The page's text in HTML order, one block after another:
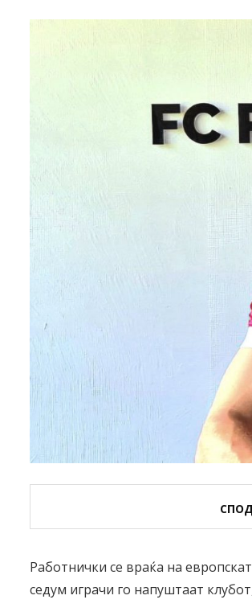
Работнички се враќа на
седум играчи го напуштаат